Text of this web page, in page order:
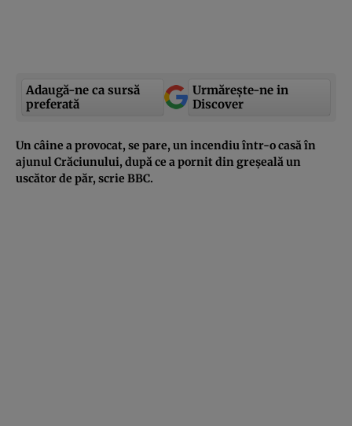
Adaugă-ne ca sursă
preferată
Urmărește-ne in
Discover
Un câine a provocat, se pare, un incendiu într-o casă în
ajunul Crăciunului, după ce a pornit din greșeală un
uscător de păr, scrie BBC.